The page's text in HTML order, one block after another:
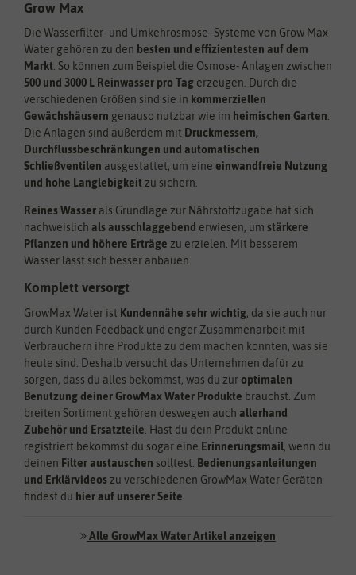
Grow Max
Die Wasserfilter- und Umkehrosmose- Systeme von Grow Max
Water gehören zu den besten und effizientesten auf dem
Markt. So können zum Beispiel die Osmose- Anlagen zwischen
500 und 3000 L Reinwasser pro Tag erzeugen. Durch die
verschiedenen Größen sind sie in kommerziellen
Gewächshäusern genauso nutzbar wie im heimischen Garten.
Die Anlagen sind außerdem mit Druckmessern,
Durchflussbeschränkungen und automatischen
Schließventilen ausgestattet, um eine einwandfreie Nutzung
und hohe Langlebigkeit zu sichern.
Reines Wasser als Grundlage zur Nährstoffzugabe hat sich
nachweislich als ausschlaggebend erwiesen, um stärkere
Pflanzen und höhere Erträge zu erzielen. Mit besserem
Wasser lässt sich besser anbauen.
Komplett versorgt
GrowMax Water ist Kundennähe sehr wichtig, da sie auch nur
durch Kunden Feedback und enger Zusammenarbeit mit
Verbrauchern ihre Produkte zu dem machen konnten, was sie
heute sind. Deshalb versucht das Unternehmen dafür zu
sorgen, dass du alles bekommst, was du zuroptimalen
Benutzung deiner GrowMax Water Produkte brauchst. Zum
breiten Sortiment gehören deswegen auch allerhand
Zubehör und Ersatzteile . Hast du dein Produkt online
registriert bekommst du sogar eine Erinnerungsmail, wenn du
deinen Filter austauschen solltest.
Bedienungsanleitungen
und Erklärvideos zu verschiedenen GrowMax Water Geräten
findest du hier auf unserer Seite
Alle GrowMax Water Artikel anzeigen